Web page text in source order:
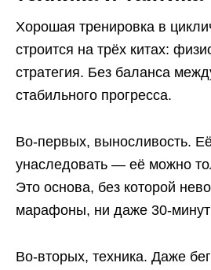
Хорошая тренировка в
строится на трёх китах:
стратегия. Без баланса
стабильного прогресса.
Во-первых, выносливость.
унаследовать — её можно
Это основа, без которой
марафоны, ни даже 30-
Во-вторых, техника. Даже